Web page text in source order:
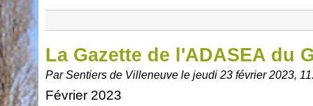
La Gazette de l'ADASEA du
Par Sentiers de Villeneuve le jeudi 23 février 2023,
Février 2023